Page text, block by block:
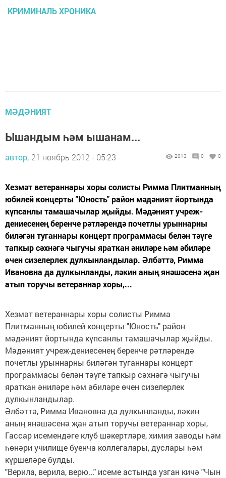
КРИМИНАЛЬ ХРОНИКА
МӘДӘНИЯТ
Ышандым һәм ышанам...
автор, 21 ноябрь 2012 - 05:23 2013 0 0
Хезмәт ветераннары хоры солисты Римма Плитманның
юбилей концерты "Юность" район мәдәният йортында
күпсанлы тамашачылар җыйды. Мәдәният учреж-
дениесенең беренче рәтләрендә почетлы урыннарны
биләгән туганнары концерт программасы белән тәүге
тапкыр сәхнәгә чыгучы яраткан әниләре һәм әбиләре
өчен сизелерлек дулкынландылар. Әлбәттә, Римма
Ивановна да дулкынланды, ләкин аның янәшәсенә җан
атып торучы ветераннар хоры,...
Хезмәт ветераннары хоры солисты Римма
Плитманның юбилей концерты "Юность" район
мәдәният йортында күпсанлы тамашачылар җыйды.
Мәдәният учреж-дениесенең беренче рәтләрендә
почетлы урыннарны биләгән туганнары концерт
программасы белән тәүге тапкыр сәхнәгә чыгучы
яраткан әниләре һәм әбиләре өчен сизелерлек
дулкынландылар.
Әлбәттә, Римма Ивановна да дулкынланды, ләкин
аның янәшәсенә җан атып торучы ветераннар хоры,
Гассар исемендәге клуб шәкертләре, химия заводы һәм
һөнәри училище буенча коллегалары, дуслары һәм
күршеләре булды.
"Верила, верила, верю..." исеме астында узган кичә "Чын